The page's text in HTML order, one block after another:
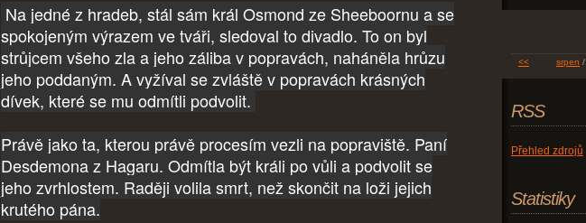
Na jedné z hradeb, stál sám král Osmond ze Sheeboornu a se
spokojeným výrazem ve tváři, sledoval to divadlo. To on byl
strůjcem všeho zla a jeho záliba v popravách, naháněla hrůzu
jeho poddaným. A vyžíval se zvláště v popravách krásných
dívek, které se mu odmítli podvolit.
Právě jako ta, kterou právě procesím vezli na popraviště. Paní
Desdemona z Hagaru. Odmítla být králi po vůli a podvolit se
jeho zvrhlostem. Raději volila smrt, než skončit na loži jejich
krutého pána.
<< srpen /
RSS
Přehled zdrojů
Statistiky